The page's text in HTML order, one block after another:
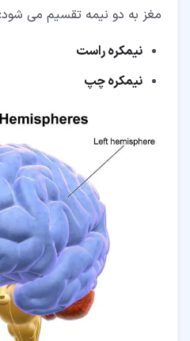
مغز به دو نیمه تقسیم می شود:
نیمکره راست
نیمکره چپ